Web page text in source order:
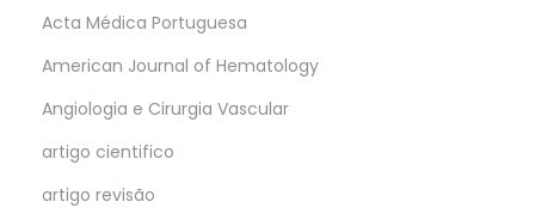
Acta Médica Portuguesa
American Journal of Hematology
Angiologia e Cirurgia Vascular
artigo cientifico
artigo revisão